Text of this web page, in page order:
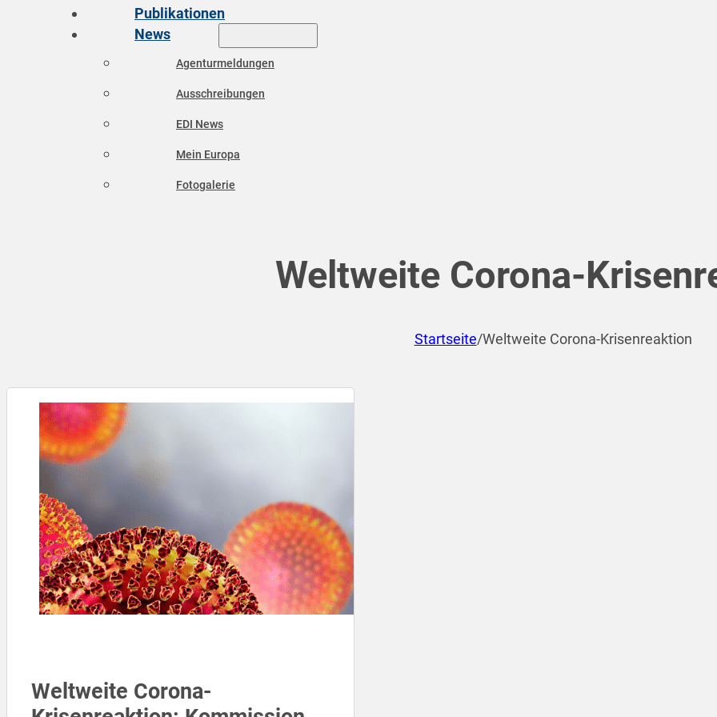
Publikationen
News
Agenturmeldungen
Ausschreibungen
EDI News
Mein Europa
Fotogalerie
Weltweite Corona-
Startseite/Weltweite Corona-Krisenreaktion
Weltweite Corona-